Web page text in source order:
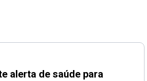
alerta de saúde para